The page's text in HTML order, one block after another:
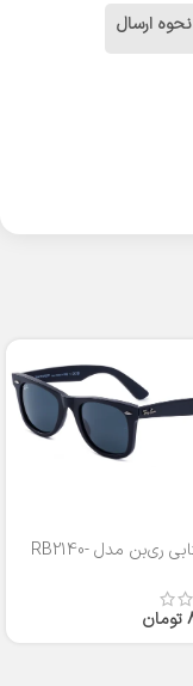
نحوه ارسال
عینک آفتابی ری‌بن مدل RB2140-
تومان